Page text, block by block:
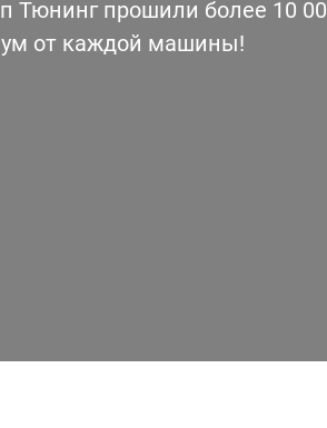
прошили более 10
от каждой машины!